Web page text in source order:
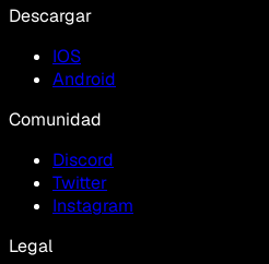
Descargar
IOS
Android
Comunidad
Discord
Twitter
Instagram
Legal